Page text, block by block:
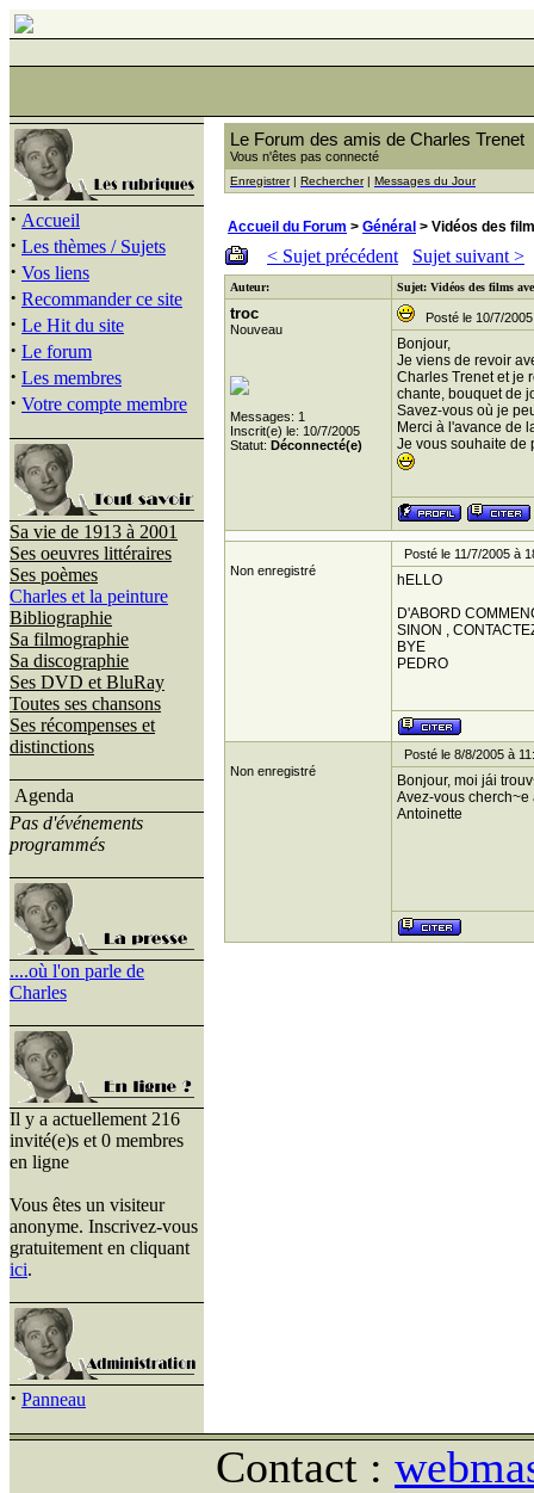
· Accueil
· Les thèmes / Sujets
· Vos liens
· Recommander ce site
· Le Hit du site
· Le forum
· Les membres
· Votre compte membre
Sa vie de 1913 à 2001
Ses oeuvres littéraires
Ses poèmes
Charles et la peinture
Bibliographie
Sa filmographie
Sa discographie
Ses DVD et BluRay
Toutes ses chansons
Ses récompenses et
distinctions
Agenda
Pas d'événements
programmés
....où l'on parle de
Charles
Il y a actuellement 216
invité(e)s et 0 membres
en ligne
Vous êtes un visiteur
anonyme. Inscrivez-vous
gratuitement en cliquant
ici.
· Panneau
Le Forum des amis de Charles Trenet
Vous n'êtes pas connecté
Enregistrer| Rechercher| Messages du Jour
Accueil du Forum > Général > Vidéos des
< Sujet précédent Sujet suivant >
Auteur: Sujet: Vidéos des films
troc
Nouveau
Messages: 1
Inscrit(e) le: 10/7/2005
Statut: Déconnecté(e)
Posté le 10/7/
Bonjour,
Je viens de revoir
Charles Trenet et je
chante, bouquet de
Savez-vous où je
Merci à l'avance de
Je vous souhaite de
Non enregistré
Posté le 11/7/2005 à
hELLO
D'ABORD
SINON ,
BYE
PEDRO
Non enregistré
Posté le 8/8/2005 à
Bonjour, moi jái
Avez-vous cherch~e
Antoinette
Contact :